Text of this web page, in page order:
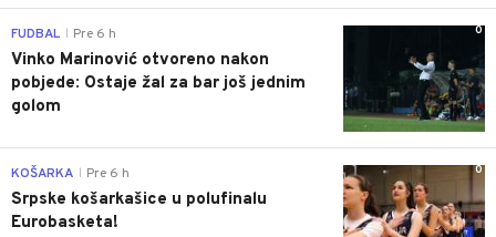
0
FUDBAL Pre 6 h
Vinko Marinović otvoreno nakon
pobjede: Ostaje žal za bar još jednim
golom
0
KOŠARKA Pre 6 h
Srpske košarkašice u polufinalu
Eurobasketa!